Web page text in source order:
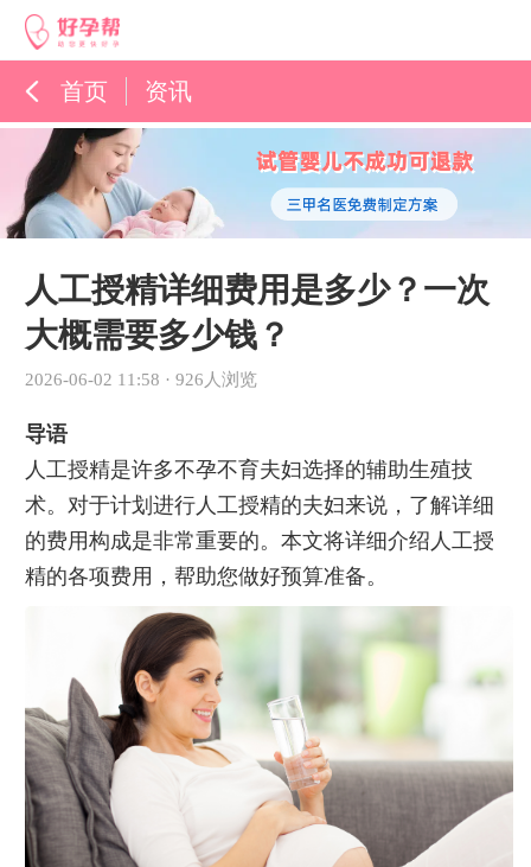
首页 资讯
孕育百科
综合资讯
人工授精详细费用是多少？一次
大概需要多少钱？
2026-06-02 11:58 · 926人浏览
导语
人工授精是许多不孕不育夫妇选择的辅助生殖技
术。对于计划进行人工授精的夫妇来说，了解详细
的费用构成是非常重要的。本文将详细介绍人工授
精的各项费用，帮助您做好预算准备。